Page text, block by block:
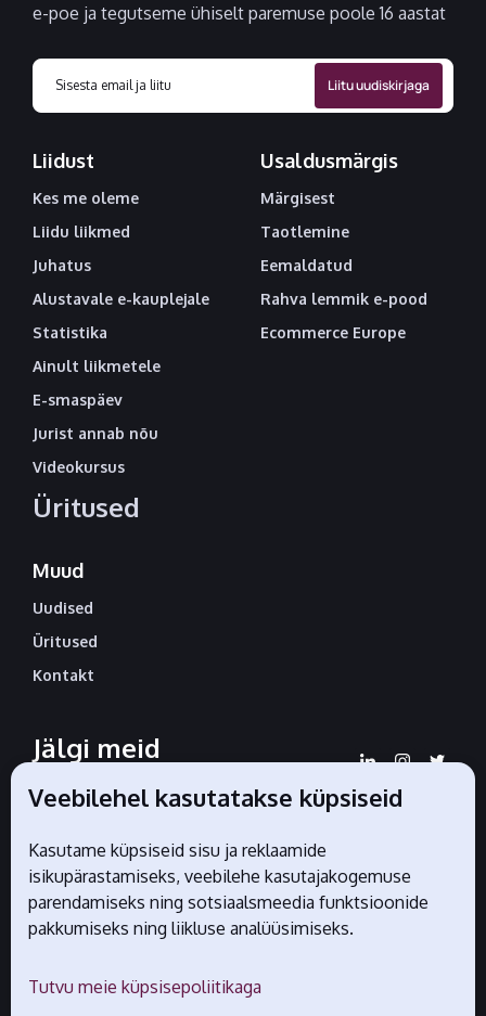
e-poe ja tegutseme ühiselt paremuse poole 16 aastat
Liidust
Kes me oleme
Liidu liikmed
Juhatus
Alustavale e-kauplejale
Statistika
Ainult liikmetele
E-smaspäev
Jurist annab nõu
Videokursus
Üritused
Usaldusmärgis
Märgisest
Taotlemine
Eemaldatud
Rahva lemmik e-pood
Ecommerce Europe
Muud
Uudised
Üritused
Kontakt
Jälgi meid
sotsiaalmeedias
Liidu ametlikud partnerid
Veebilehel kasutatakse küpsiseid
Kasutame küpsiseid sisu ja reklaamide
isikupärastamiseks, veebilehe kasutajakogemuse
parendamiseks ning sotsiaalsmeedia funktsioonide
pakkumiseks ning liikluse analüüsimiseks.
Tutvu meie küpsisepoliitikaga